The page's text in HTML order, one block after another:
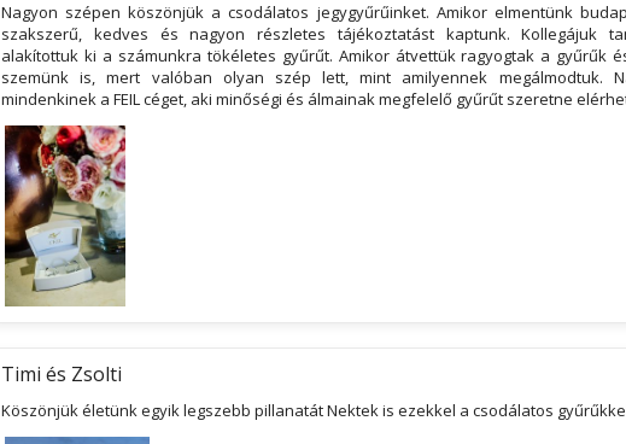
Nagyon szépen köszönjük a csodálatos jegygyűrűinket. Amikor elmentünk
szakszerű, kedves és nagyon részletes tájékoztatást kaptunk. Kollegájuk
alakítottuk ki a számunkra tökéletes gyűrűt. Amikor átvettük ragyogtak a gyűrűk
szemünk is, mert valóban olyan szép lett, mint amilyennek megálmodtuk.
mindenkinek a FEIL céget, aki minőségi és álmainak megfelelő gyűrűt szeretne
Timi és Zsolti
Köszönjük életünk egyik legszebb pillanatát Nektek is ezekkel a csodálatos